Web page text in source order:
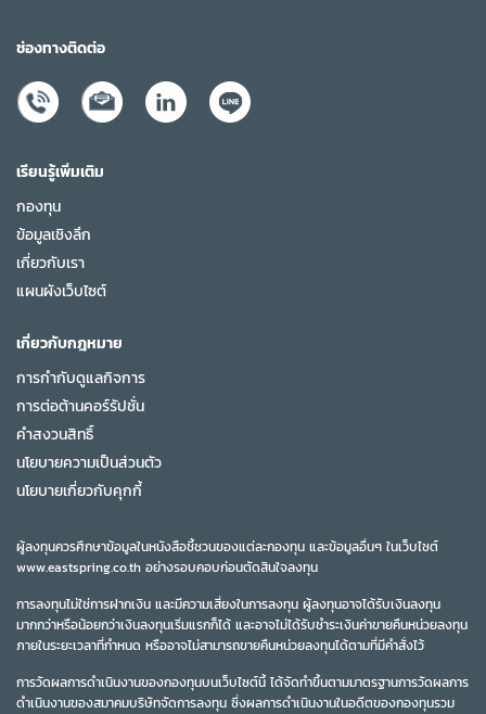
ช่องทางติดต่อ
เรียนรู้เพิ่มเติม
กองทุน
ข้อมูลเชิงลึก
เกี่ยวกับเรา
แผนผังเว็บไซต์
เกี่ยวกับกฎหมาย
การกำกับดูแลกิจการ
การต่อต้านคอร์รัปชั่น
คำสงวนสิทธิ์
นโยบายความเป็นส่วนตัว
นโยบายเกี่ยวกับคุกกี้
ผู้ลงทุนควรศึกษาข้อมูลในหนังสือชี้ชวนของแต่ละกองทุน และข้อมูลอื่นๆ ในเว็บไซต์
www.eastspring.co.th อย่างรอบคอบก่อนตัดสินใจลงทุน
การลงทุนไม่ใช่การฝากเงิน และมีความเสี่ยงในการลงทุน ผู้ลงทุนอาจได้รับเงินลงทุน
มากกว่าหรือน้อยกว่าเงินลงทุนเริ่มแรกก็ได้ และอาจไม่ได้รับชำระเงินค่าขายคืนหน่วยลงทุน
ภายในระยะเวลาที่กำหนด หรืออาจไม่สามารถขายคืนหน่วยลงทุนได้ตามที่มีคำสั่งไว้
การวัดผลการดำเนินงานของกองทุนบนเว็บไซต์นี้ ได้จัดทำขึ้นตามมาตรฐานการวัดผลการ
ดำเนินงานของสมาคมบริษัทจัดการลงทุน ซึ่งผลการดำเนินงานในอดีตของกองทุนรวม